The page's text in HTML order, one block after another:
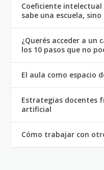
Coeficiente
sabe una escuela,
¿Querés acceder a un
los 10 pasos que no
El aula como espacio
Estrategias docentes
artificial
Cómo trabajar con